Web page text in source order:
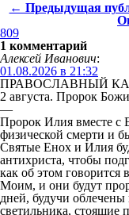
← Предыдущая
809
1 комментарий
Алексей Иванович:
01.08.2026 в 21:32
ПРАВОСЛАВНЫЙ
2 августа. Пророк
—
Пророк Илия вместе с
физической смерти и
Святые Енох и Илия
антихриста, чтобы
как об этом
Моим, и они будут
дней, будучи
светильника, стоящие